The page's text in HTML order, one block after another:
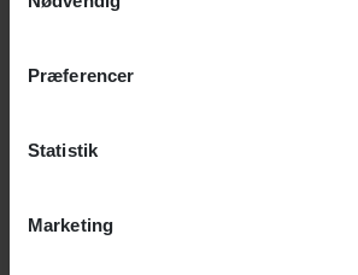
Præferencer
Statistik
Marketing
Juridisk information